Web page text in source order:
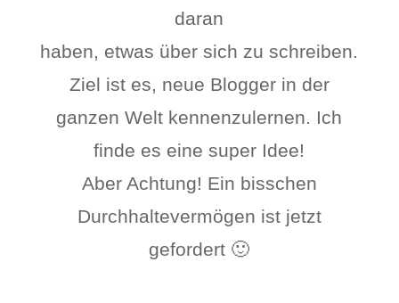
daran
haben, etwas über sich zu schreiben.
Ziel ist es, neue Blogger in der
ganzen Welt kennenzulernen. Ich
finde es eine super Idee!
Aber Achtung! Ein bisschen
Durchhaltevermögen ist jetzt
gefordert 🙂